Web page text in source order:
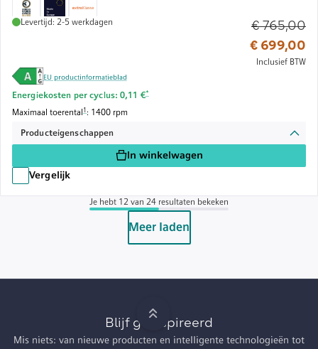
Levertijd: 2-5 werkdagen
€ 699,00
€ 765,00
Inclusief BTW
EU productinformatieblad
Energiekosten per cyclus: 0,11 €Voetnoot *: Schatting op basis van een energieprijs van
*
Maximaal toerental Voetnoot 1: De maximale centrifugesnelheid wordt automatisch verlaagd bij
1: 1400 rpm
Producteigenschappen
In winkelwagen
Vergelijk
Je hebt 12 van 24 resultaten bekeken
Meer laden
Blijf geïnspireerd
Mis niets: van nieuwe producten en intelligente technologieën tot